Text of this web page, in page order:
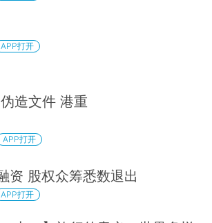
APP打开
造文件 港重
APP打开
资 股权众筹悉数退出
APP打开